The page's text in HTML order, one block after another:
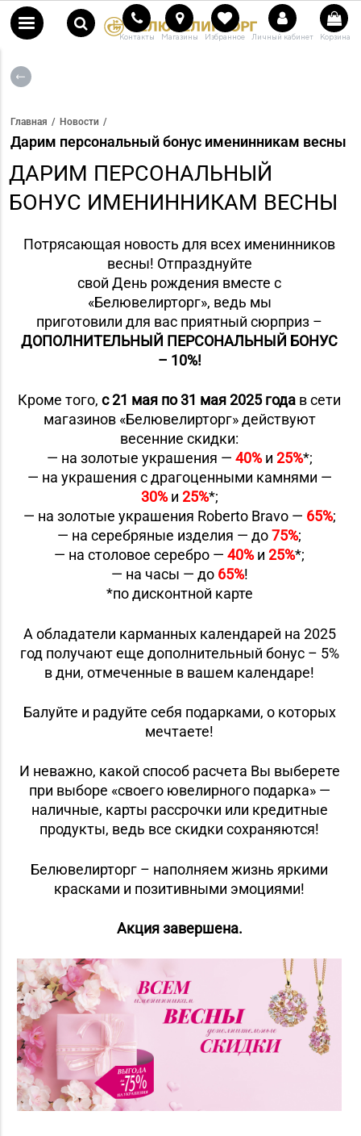
Контакты Магазины Избранное Личный кабинет Корзина
Главная Новости
Дарим персональный бонус именинникам весны
ДАРИМ ПЕРСОНАЛЬНЫЙ
БОНУС ИМЕНИННИКАМ ВЕСНЫ
Потрясающая новость для всех именинников
весны! Отпразднуйте
свой День рождения вместе с
«Белювелирторг», ведь мы
приготовили для вас приятный сюрприз –
ДОПОЛНИТЕЛЬНЫЙ ПЕРСОНАЛЬНЫЙ БОНУС
– 10%!
Кроме того,с 21 мая по 31 мая 2025 года в сети
магазинов «Белювелирторг» действуют
весенние скидки:
— на золотые украшения — 40%и 25%*;
— на украшения с драгоценными камнями —
30%и 25%*;
— на золотые украшения Roberto Bravo — 65%;
— на серебряные изделия — до75%;
— на столовое серебро —40%и25%*;
— на часы — до 65%!
*по дисконтной карте
А обладатели карманных календарей на 2025
год получают еще дополнительный бонус – 5%
в дни, отмеченные в вашем календаре!
Балуйте и радуйте себя подарками, о которых
мечтаете!
И неважно, какой способ расчета Вы выберете
при выборе «своего ювелирного подарка» —
наличные, карты рассрочки или кредитные
продукты, ведь все скидки сохраняются!
Белювелирторг – наполняем жизнь яркими
красками и позитивными эмоциями!
Акция завершена.